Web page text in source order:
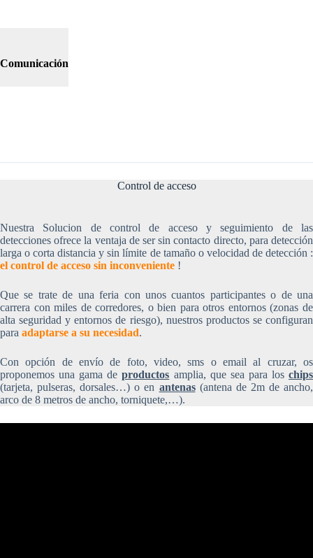
Comunicación
Control de acceso
Nuestra Solucion de control de acceso y seguimiento de las
detecciones ofrece la ventaja de ser sin contacto directo, para detección
larga o corta distancia y sin límite de tamaño o velocidad de detección :
el control de acceso sin inconveniente !
Que se trate de una feria con unos cuantos participantes o de una
carrera con miles de corredores, o bien para otros entornos (zonas de
alta seguridad y entornos de riesgo), nuestros productos se configuran
para adaptarse a su necesidad.
Con opción de envío de foto, video, sms o email al cruzar, os
proponemos una gama deproductos amplia, que sea para loschips
(tarjeta, pulseras, dorsales…) o en antenas(antena de 2m de ancho,
arco de 8 metros de ancho, torniquete,…).